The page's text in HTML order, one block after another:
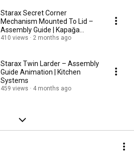
Starax Secret Corner
Mechanism Mounted To Lid –
Assembly Guide | Kapağa
Monte Körköşe Mekanizması
410 views 2 months ago
Starax Twin Larder – Assembly
Guide Animation | Kitchen
Systems
459 views 4 months ago